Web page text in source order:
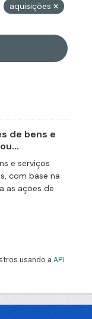
aquisições
de bens e
e serviços
com base na
as ações de
usando a API